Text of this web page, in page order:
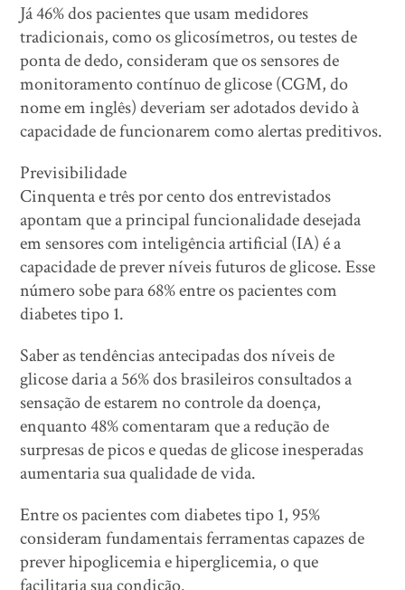
Já 46% dos pacientes que usam medidores
tradicionais, como os glicosímetros, ou testes de
ponta de dedo, consideram que os sensores de
monitoramento contínuo de glicose (CGM, do
nome em inglês) deveriam ser adotados devido à
capacidade de funcionarem como alertas preditivos.
Previsibilidade
Cinquenta e três por cento dos entrevistados
apontam que a principal funcionalidade desejada
em sensores com inteligência artificial (IA) é a
capacidade de prever níveis futuros de glicose. Esse
número sobe para 68% entre os pacientes com
diabetes tipo 1.
Saber as tendências antecipadas dos níveis de
glicose daria a 56% dos brasileiros consultados a
sensação de estarem no controle da doença,
enquanto 48% comentaram que a redução de
surpresas de picos e quedas de glicose inesperadas
aumentaria sua qualidade de vida.
Entre os pacientes com diabetes tipo 1, 95%
consideram fundamentais ferramentas capazes de
prever hipoglicemia e hiperglicemia, o que